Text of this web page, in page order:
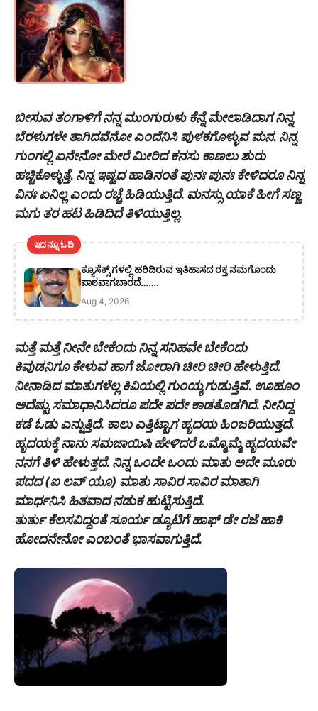
ಬೀಸುವ ತಂಗಾಳಿಗೆ ನನ್ನ ಮುಂಗುರುಳು ಕೆನ್ನೆ ಮೇಲಾಡಿದಾಗ ನಿನ್ನ
ಬೆರಳುಗಳೇ ತಾಗಿದವೆನೋ ಎಂದೆನಿಸಿ ಪುಳಕಗೊಳ್ಳುವ ಮನ. ನಿನ್ನ
ಗುಂಗಲ್ಲಿ ಏನೇನೋ ಮೇರೆ ಮೀರಿದ ಕನಸು ಕಾಣಲು ಶುರು
ಹಚ್ಚಿಕೊಳ್ಳುತ್ತೆ. ನಿನ್ನ ಇಷ್ಟದ ಹಾಡಿನಂತೆ ಪುನಃ ಪುನಃ ಕೇಳಿದರೂ ನಿನ್ನ
ವಿನಃ ಏನಿಲ್ಲ ಎಂದು ರಚ್ಚೆ ಹಿಡಿಯುತ್ತಿದೆ. ಮನಸ್ಸು ಯಾಕೆ ಹೀಗೆ ಸಣ್ಣ
ಮಗು ತರ ಹಟ ಹಿಡಿದಿದೆ ತಿಳಿಯುತ್ತಿಲ್ಲ.
ಇದನ್ನೂ ಓದಿ
ಕ್ಯೂಸೆಕ್ಸ್ ಗಳಲ್ಲಿ ಹರಿದಿರುವ ಇತಿಹಾಸದ ರಕ್ತ ನಮಗೊಂದು
ಪಾಠವಾಗಬಾರದೆ…….
Aug 4, 2026
ಮತ್ತೆ ಮತ್ತೆ ನೀನೇ ಬೇಕೆಂದು ನಿನ್ನ ಸನಿಹವೇ ಬೇಕೆಂದು
ಕಿವುಡನಿಗೂ ಕೇಳುವ ಹಾಗೆ ಜೋರಾಗಿ ಚೀರಿ ಚೀರಿ ಹೇಳುತ್ತಿದೆ.
ನೀನಾಡಿದ ಮಾತುಗಳೆಲ್ಲ ಕಿವಿಯಲ್ಲಿ ಗುಂಯ್ಯಗುಡುತ್ತಿವೆ. ಊಹೂಂ
ಅದೆಷ್ಟು ಸಮಾಧಾನಿಸಿದರೂ ಪದೇ ಪದೇ ಕಾಡತೊಡಗಿದೆ. ನೀನಿದ್ದ
ಕಡೆ ಓಡು ಎನ್ನುತ್ತಿದೆ. ಕಾಲು ಎತ್ತಿಟ್ಟಾಗ ಹೃದಯ ಹಿಂಜರಿಯುತ್ತದೆ.
ಹೃದಯಕ್ಕೆ ನಾನು ಸಮಜಾಯಿಷಿ ಹೇಳಿದರೆ ಒಮ್ಮೊಮ್ಮೆ ಹೃದಯವೇ
ನನಗೆ ತಿಳಿ ಹೇಳುತ್ತದೆ. ನಿನ್ನ ಒಂದೇ ಒಂದು ಮಾತು ಅದೇ ಮೂರು
ಪದದ (ಐ ಲವ್ ಯೂ) ಮಾತು ಸಾವಿರ ಸಾವಿರ ಮಾತಾಗಿ
ಮಾರ್ಧನಿಸಿ ಹಿತವಾದ ನಡುಕ ಹುಟ್ಟಿಸುತ್ತಿದೆ.
ತುರ್ತು ಕೆಲಸವಿದ್ದಂತೆ ಸೂರ್ಯ ಡ್ಯೂಟಿಗೆ ಹಾಫ್ ಡೇ ರಜೆ ಹಾಕಿ
ಹೋದನೇನೋ ಎಂಬಂತೆ ಭಾಸವಾಗುತ್ತಿದೆ.